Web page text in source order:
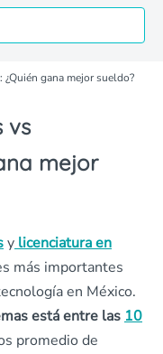
gana mejor sueldo?
vs
mejor
y licenciatura en
más importantes
en México.
está entre las 10
promedio de